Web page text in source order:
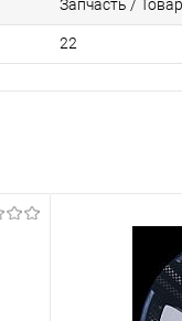
Запчасть /
22